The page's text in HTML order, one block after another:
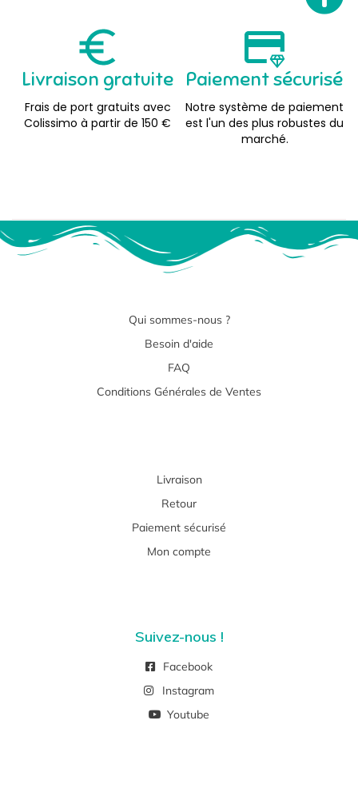
Livraison gratuite
Frais de port gratuits avec
Colissimo à partir de 150 €
Paiement sécurisé
Notre système de paiement
est l'un des plus robustes du
marché.
Qui sommes-nous ?
Besoin d'aide
FAQ
Conditions Générales de Ventes
Livraison
Retour
Paiement sécurisé
Mon compte
Suivez-nous !
Facebook
Instagram
Youtube